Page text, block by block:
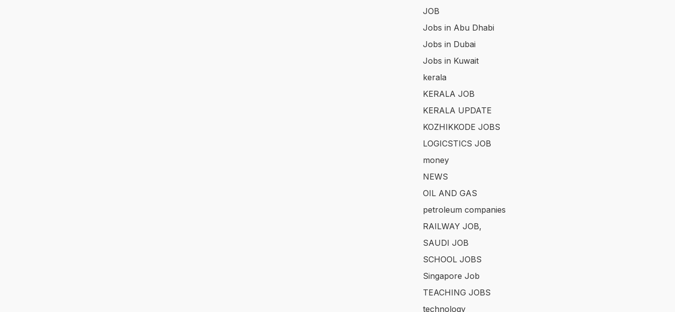
JOB
Jobs in Abu Dhabi
Jobs in Dubai
Jobs in Kuwait
kerala
KERALA JOB
KERALA UPDATE
KOZHIKKODE JOBS
LOGICSTICS JOB
money
NEWS
OIL AND GAS
petroleum companies
RAILWAY JOB,
SAUDI JOB
SCHOOL JOBS
Singapore Job
TEACHING JOBS
technology